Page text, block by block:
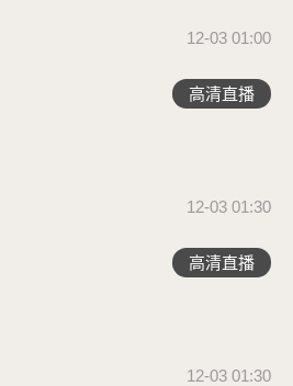
12-03 01:00
高清直播
12-03 01:30
高清直播
12-03 01:30